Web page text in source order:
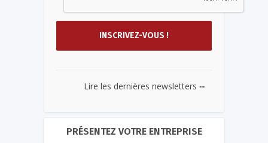
Lire les dernières newsletters ...
PRÉSENTEZ VOTRE ENTREPRISE